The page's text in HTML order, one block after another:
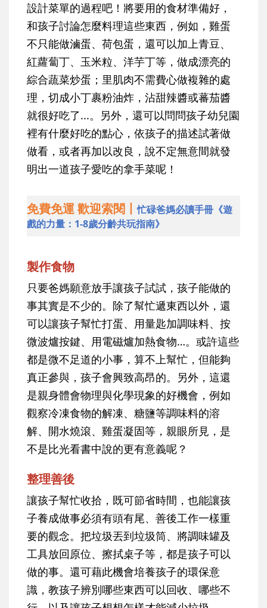
設計菜單的過程吧！將要用的食材準備好，
和孩子討論怎麼料理這些東西，例如，雞蛋
不只能做滷蛋、荷包蛋，還可以加上青豆、
紅蘿蔔丁、玉米粒、洋芋丁等，做成漂亮的
綜合蔬菜炒蛋；里肌肉不需費心做複雜的處
理，切成小丁裹粉油炸，沾甜辣醬或蕃茄醬
就很好吃了...。另外，還可以問問孩子幼兒園
裡有什麼好吃的點心，依孩子的描述試著做
做看，或者再加以改良，說不定無意間就發
明出一道孩子愛吃的拿手菜呢！
免費免運 歡迎索閱丨忙碌爸媽必讀手冊《遊
戲的力量：1-8歲分齡共玩指南》
製作食物
只要爸媽願意放手讓孩子試試，孩子能做的
事其實是不少的。除了幫忙遞東西以外，還
可以讓孩子幫忙打蛋、用量匙加調味料、按
微波爐按鍵、用電磁爐加熱食物…。或許這些
都是微不足道的小事，算不上幫忙，但能夠
真正參與，孩子會興致高昂的。另外，這還
是親身體會物理與化學現象的好機會，例如
觀察冷凍食物的解凍、糖鹽等調味料的溶
解、開水燒滾、雞蛋凝固等，親眼所見，是
不是比光看書中說的更有意義呢？
整理善後
讓孩子幫忙收拾，既可節省時間，也能讓孩
子養成做事必須有頭有尾、善後工作一樣重
要的觀念。把垃圾丟到垃圾筒、將調味罐及
工具放回原位、擦拭桌子等，都是孩子可以
做的事。還可藉此機會培養孩子的環保意
識，教孩子辨別哪些東西可以回收、哪些不